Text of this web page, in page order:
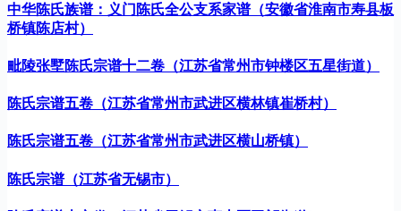
中华陈氏族谱：义门陈氏全公支系家谱（安徽省淮南市寿县板
桥镇陈店村）
毗陵张墅陈氏宗谱十二卷（江苏省常州市钟楼区五星街道）
陈氏宗谱五卷（江苏省常州市武进区横林镇崔桥村）
陈氏宗谱五卷（江苏省常州市武进区横山桥镇）
陈氏宗谱（江苏省无锡市）